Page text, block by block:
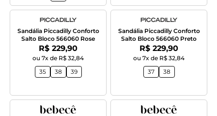
Sandália Piccadilly Conforto
Salto Bloco 566060 Rose
Por:
R$ 229,90
ou 7x de R$ 32,84
35
38 39
Sandália Piccadilly Conforto
Salto Bloco 566060 Preto
Por:
R$ 229,90
ou 7x de R$ 32,84
37
38